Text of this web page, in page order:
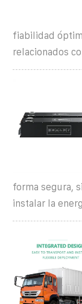
fiabilidad
relacionados
forma segura,
instalar la